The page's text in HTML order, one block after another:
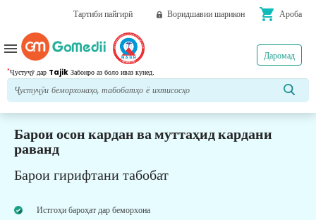
Тартиби пайгирӣ Воридшавии шарикон shopping_cart Ароба
*Ҷустуҷӯ дар Tajik Забонро аз боло иваз кунед.
Даромад
menu
Барои осон кардан ва муттаҳид кардани
раванд
Барои гирифтани табобат
Истгоҳи бароҳат дар беморхона